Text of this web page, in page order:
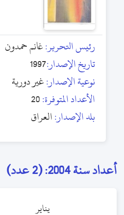
رئيس التحرير:غانم حمدون
تاريخ الإصدار:1997
نوعية الإصدار:غير دورية
الأعداد المتوفرة:20
بلد الإصدار:العراق
أعداد سنة 2004: (2 عدد)
يناير